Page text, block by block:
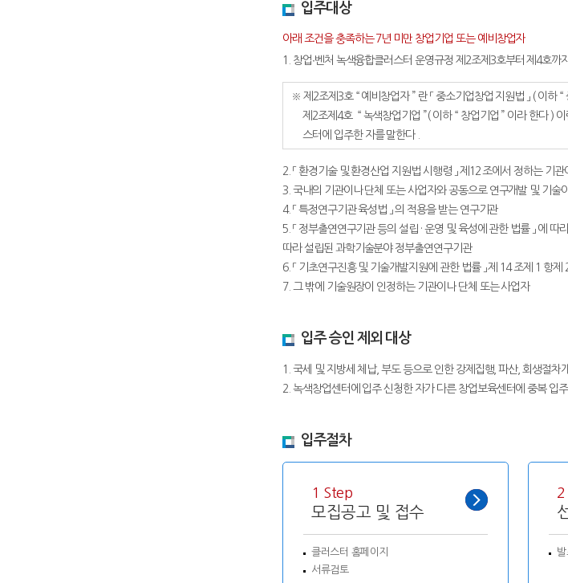
입주대상
아래 조건을 충족하는 7년 미만 창업기업 또는 예비창업자
1. 창업∙벤처 녹색융합클러스터 운영규정 제2조제3호부터 제4호까
※ 제2조제3호 “ 예비창업자 ” 란 「 중소기업창업 지원법 」 ( 이
제2조제4호 “ 녹색창업기업 ”( 이하 “ 창업기업 ” 이라 한다 )
스터에 입주한 자를 말한다 .
2. 「 환경기술 및 환경산업 지원법 시행령 」 제12 조에서 정하는 기
3. 국내의 기관이나 단체 또는 사업자와 공동으로 연구개발 및 기술
4. 「 특정연구기관 육성법 」 의 적용을 받는 연구기관
5. 「 정부출연연구기관 등의 설립 · 운영 및 육성에 관한 법률 」 에
따라 설립된 과학기술분야 정부출연연구기관
6. 「 기초연구진흥 및 기술개발지원에 관한 법률 」 제 14 조제 1
7. 그 밖에 기술원장이 인정하는 기관이나 단체 또는 사업자
입주 승인 제외 대상
1. 국세 및 지방세 체납, 부도 등으로 인한 강제집행, 파산, 회생절
2. 녹색창업센터에 입주 신청한 자가 다른 창업보육센터에 중복 입
입주절차
1 Step
모집공고 및 접수
클러스터 홈페이지
서류검토
2